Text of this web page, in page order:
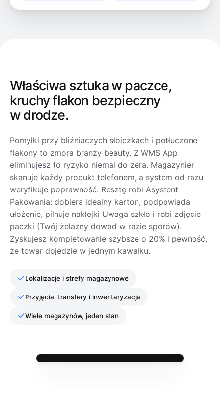
Właściwa sztuka w paczce,
kruchy flakon bezpieczny
w drodze.
Pomyłki przy bliźniaczych słoiczkach i potłuczone
flakony to zmora branży beauty. Z WMS App
eliminujesz to ryzyko niemal do zera. Magazynier
skanuje każdy produkt telefonem, a system od razu
weryfikuje poprawność. Resztę robi Asystent
Pakowania: dobiera idealny karton, podpowiada
ułożenie, pilnuje naklejki Uwaga szkło i robi zdjęcie
paczki (Twój żelazny dowód w razie sporów).
Zyskujesz kompletowanie szybsze o 20% i pewność,
że towar dojedzie w jednym kawałku.
Lokalizacje i strefy magazynowe
Przyjęcia, transfery i inwentaryzacja
Wiele magazynów, jeden stan